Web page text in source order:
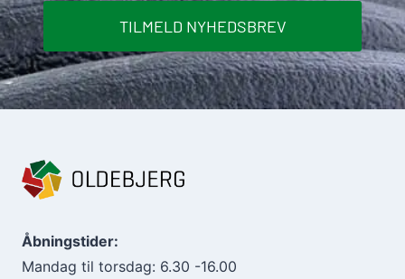
TILMELD NYHEDSBREV
Åbningstider:
Mandag til torsdag: 6.30 -16.00